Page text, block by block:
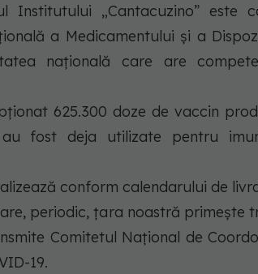
Institutului „Cantacuzino” este
a Medicamentului și a
națională care are
625.300 doze de vaccin
au fost deja utilizate pentru
conform calendarului de
periodic, țara noastră primește
Comitetul Național de
19.